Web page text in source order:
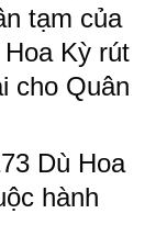
tạm của
Kỳ rút
cho Quân
Dù Hoa
hành